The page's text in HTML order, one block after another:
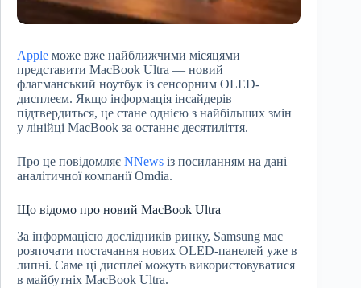
Apple може вже найближчими місяцями
представити MacBook Ultra — новий
флагманський ноутбук із сенсорним OLED-
дисплеєм. Якщо інформація інсайдерів
підтвердиться, це стане однією з найбільших змін
у лінійці MacBook за останнє десятиліття.
Про це повідомляє NNews із посиланням на дані
аналітичної компанії Omdia.
Що відомо про новий MacBook Ultra
За інформацією дослідників ринку, Samsung має
розпочати постачання нових OLED-панелей уже в
липні. Саме ці дисплеї можуть використовуватися
в майбутніх MacBook Ultra.